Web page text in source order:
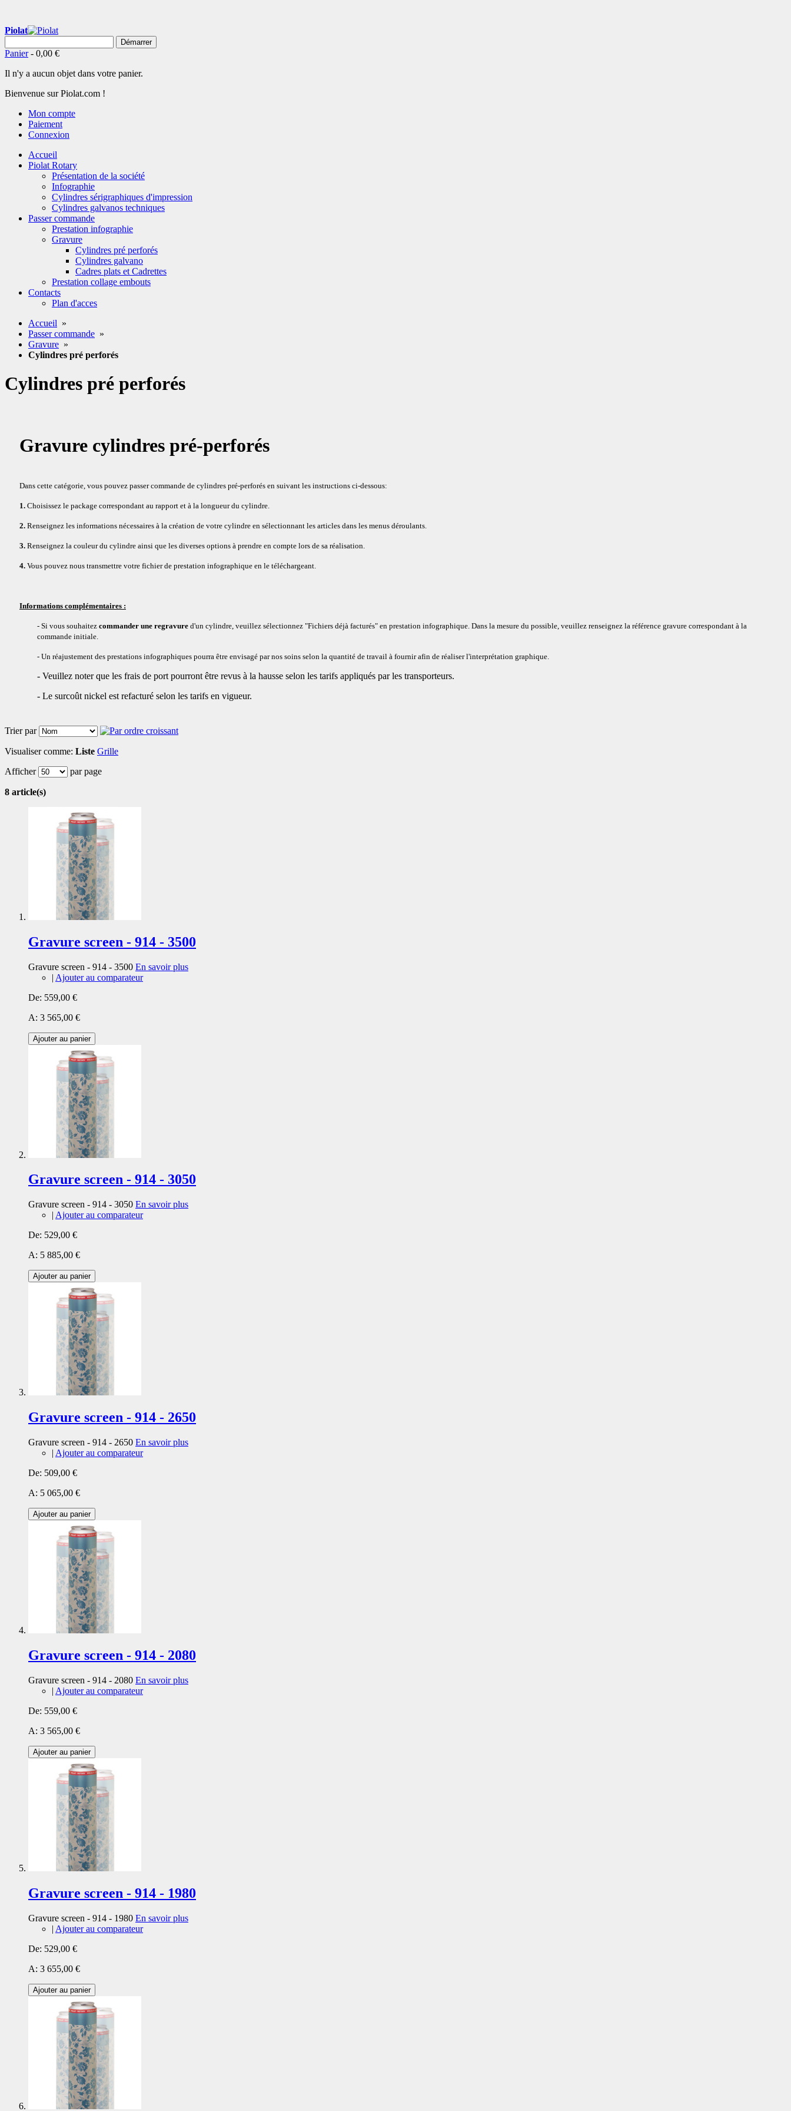
Piolat
Démarrer
Panier- 0,00 €
Il n'y a aucun objet dans votre panier.
Bienvenue sur Piolat.com !
Mon compte
Paiement
Connexion
Accueil
Piolat Rotary
Présentation de la société
Infographie
Cylindres sérigraphiques d'impression
Cylindres galvanos techniques
Passer commande
Prestation infographie
Gravure
Cylindres pré perforés
Cylindres galvano
Cadres plats et Cadrettes
Prestation collage embouts
Contacts
Plan d'acces
Accueil »
Passer commande »
Gravure »
Cylindres pré perforés
Cylindres pré perforés
Gravure cylindres pré-perforés
Dans cette catégorie, vous pouvez passer commande de cylindres pré-perforés en suivant les instructions ci-dessous:
1. Choisissez le package correspondant au rapport et à la longueur du cylindre.
2. Renseignez les informations nécessaires à la création de votre cylindre en sélectionnant les articles dans les menus déroulants.
3. Renseignez la couleur du cylindre ainsi que les diverses options à prendre en compte lors de sa réalisation.
4. Vous pouvez nous transmettre votre fichier de prestation infographique en le téléchargeant
Informations complémentaires :
- Si vous souhaitez commander une regravure d'un cylindre, veuillez sélectionnez "Fichiers déjà facturés" en prestation infographique. Dans la mesure du possible, veuillez renseignez la référence gravure correspondant à la
commande initiale.
- Un réajustement des prestations infographiques pourra être envisagé par nos soins selon la quantité de travail à fournir afin de réaliser l'interprétation graphique.
- Veuillez noter que les frais de port pourront être revus à la hausse selon les tarifs appliqués par les transporteurs.
- Le surcoût nickel est refacturé selon les tarifs en vigueur.
Trier par
Visualiser comme: Liste Grille
Afficher
par page
8 article(s)
Gravure screen - 914 - 3500
Gravure screen - 914 - 3500 En savoir plus
| Ajouter au comparateur
De: 559,00 €
A: 3 565,00 €
Ajouter au panier
Gravure screen - 914 - 3050
Gravure screen - 914 - 3050 En savoir plus
| Ajouter au comparateur
De: 529,00 €
A: 5 885,00 €
Ajouter au panier
Gravure screen - 914 - 2650
Gravure screen - 914 - 2650 En savoir plus
| Ajouter au comparateur
De: 509,00 €
A: 5 065,00 €
Ajouter au panier
Gravure screen - 914 - 2080
Gravure screen - 914 - 2080 En savoir plus
| Ajouter au comparateur
De: 559,00 €
A: 3 565,00 €
Ajouter au panier
Gravure screen - 914 - 1980
Gravure screen - 914 - 1980 En savoir plus
| Ajouter au comparateur
De: 529,00 €
A: 3 655,00 €
Ajouter au panier